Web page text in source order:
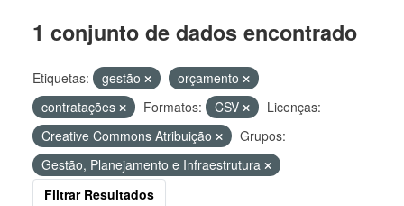
1 conjunto de dados encontrado
Etiquetas: gestão
orçamento
contratações
Formatos: CSV
Licenças:
Creative Commons Atribuição
Grupos:
Gestão, Planejamento e Infraestrutura
Filtrar Resultados